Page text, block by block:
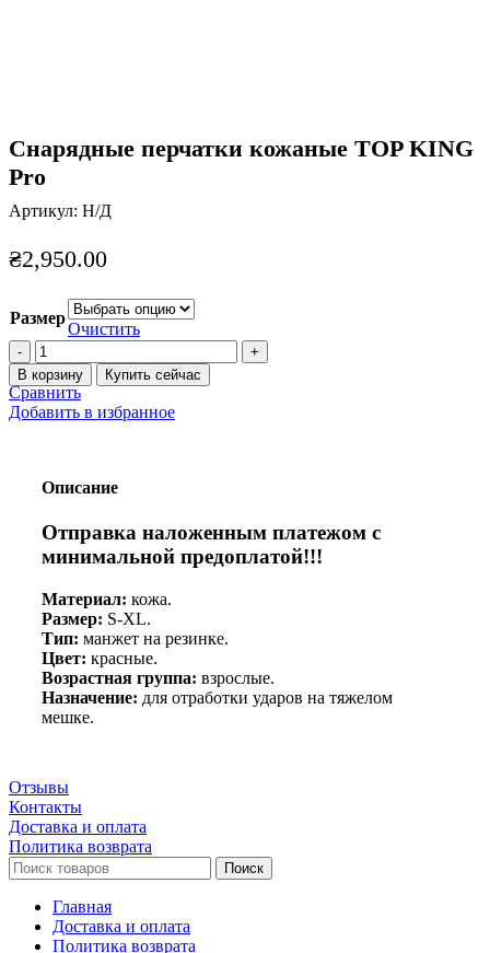
Снарядные перчатки кожаные TOP KING
Pro
Артикул: Н/Д
₴2,950.00
Размер
Очистить
Количество
товара
Снарядные
перчатки
Pro
В корзину Купить сейчас
Сравнить
Добавить в избранное
Описание
Отправка наложенным платежом с
минимальной предоплатой!!!
Материал: кожа.
Размер: S-XL.
Тип: манжет на резинке.
Цвет: красные.
Возрастная группа: взрослые.
Назначение: для отработки ударов на тяжелом
мешке.
Отзывы
Контакты
Доставка и оплата
Политика возврата
Поиск
Главная
Доставка и оплата
Политика возврата